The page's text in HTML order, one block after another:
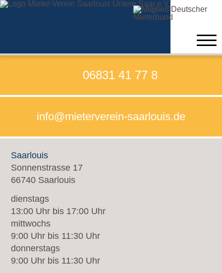
Beratung
Verein
Formulare zum Beitritt
Satzung
Kontakt
Neuigkeiten
06831 41 77 8
info@mieterverein-saarlouis.de
Saarlouis
Sonnenstrasse 17
66740 Saarlouis
dienstags
13:00 Uhr bis 17:00 Uhr
mittwochs
9:00 Uhr bis 11:30 Uhr
donnerstags
9:00 Uhr bis 11:30 Uhr